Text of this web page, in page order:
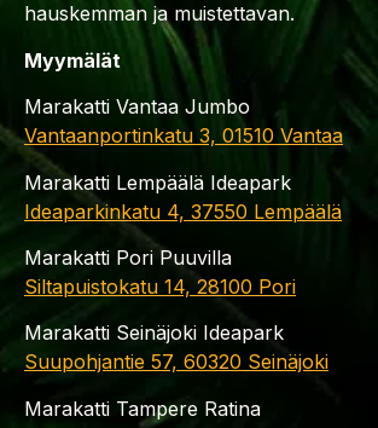
hauskemman ja muistettavan.
Myymälät
Marakatti Vantaa Jumbo
Vantaanportinkatu 3, 01510 Vantaa
Marakatti Lempäälä Ideapark
Ideaparkinkatu 4, 37550 Lempäälä
Marakatti Pori Puuvilla
Siltapuistokatu 14, 28100 Pori
Marakatti Seinäjoki Ideapark
Suupohjantie 57, 60320 Seinäjoki
Marakatti Tampere Ratina